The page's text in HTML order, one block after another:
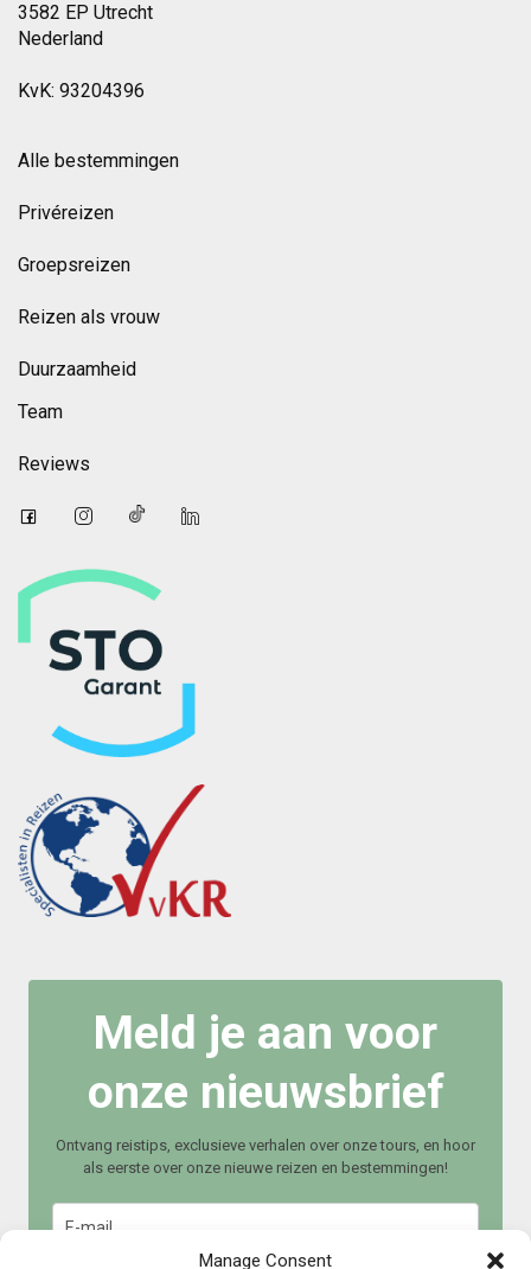
Manage Consent
3582 EP Utrecht
Nederland
KvK: 93204396
Alle bestemmingen
Privéreizen
Groepsreizen
Reizen als vrouw
Duurzaamheid
Team
Reviews
Meld je aan voor
onze nieuwsbrief
Ontvang reistips, exclusieve verhalen over onze tours, en hoor
als eerste over onze nieuwe reizen en bestemmingen!